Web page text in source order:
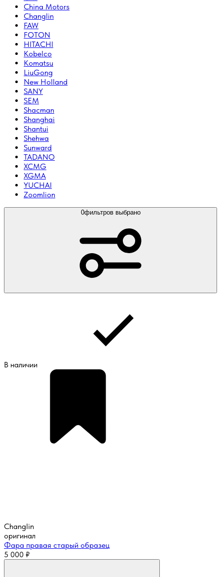
China Motors
Changlin
FAW
FOTON
HITACHI
Kobelco
Komatsu
LiuGong
New Holland
SANY
SEM
Shacman
Shanghai
Shantui
Shehwa
Sunward
TADANO
XCMG
XGMA
YUCHAI
Zoomlion
0фильтров выбрано
В наличии
Changlin
оригинал
Фара правая старый образец
5 000 ₽